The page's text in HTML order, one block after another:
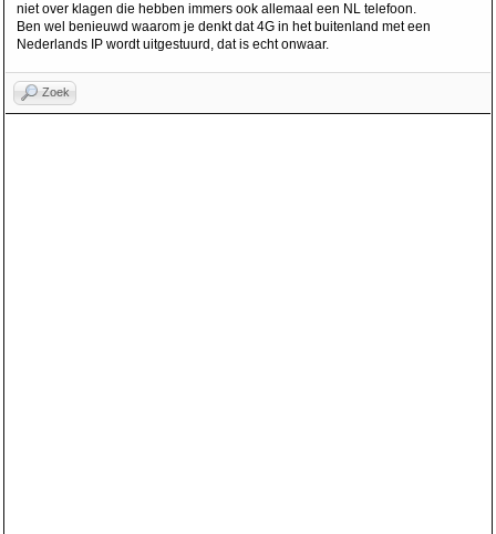
niet over klagen die hebben immers ook allemaal een NL telefoon.
Ben wel benieuwd waarom je denkt dat 4G in het buitenland met een
Nederlands IP wordt uitgestuurd, dat is echt onwaar.
Zoek